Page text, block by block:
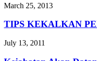
March 25, 2013
TIPS KEKALKAN
July 13, 2011